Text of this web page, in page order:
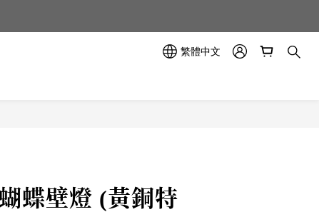
✨
繁體中文
蝶壁燈 (黃銅特